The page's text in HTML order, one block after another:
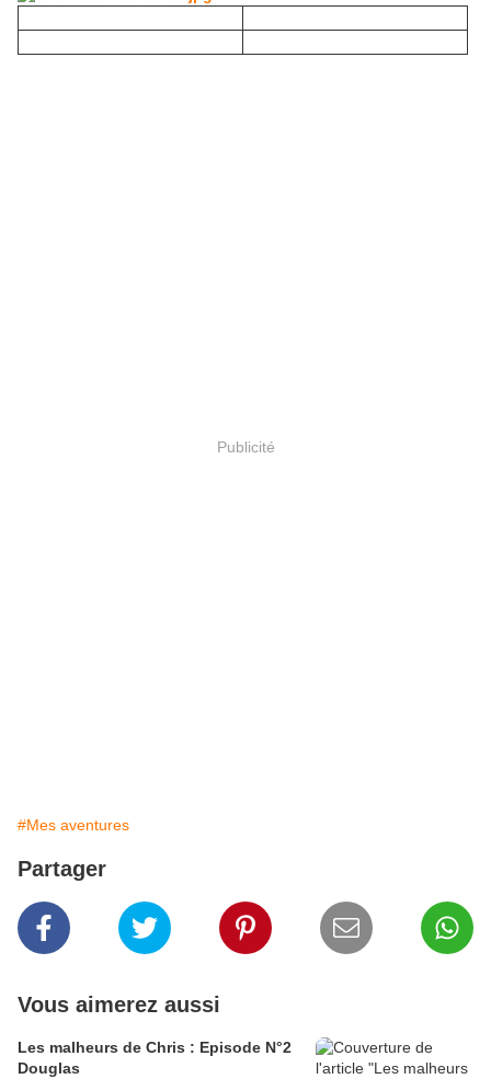
Publicité
#Mes aventures
Partager
Vous aimerez aussi
Les malheurs de Chris : Episode N°2
Douglas